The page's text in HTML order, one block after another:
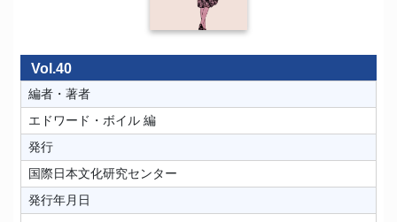
Vol.40
編者・著者
エドワード・ボイル 編
発行
国際日本文化研究センター
発行年月日